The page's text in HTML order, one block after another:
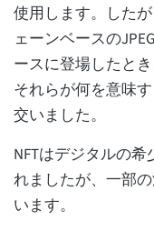
使用します。した
ェーンベースの
ースに登場したと
それらが何を意味
交いました。
NFTはデジタルの
れましたが、一部
います。